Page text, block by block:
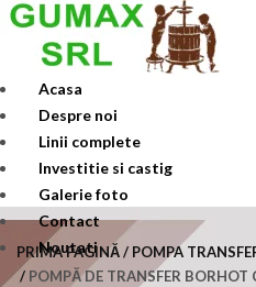
Skip
content
Acasa
Despre noi
Linii complete
Investitie si castig
Galerie foto
Contact
Noutati
PRIMA PAGINĂ
POMPA
POMPĂ DE TRANSFER BORHOT